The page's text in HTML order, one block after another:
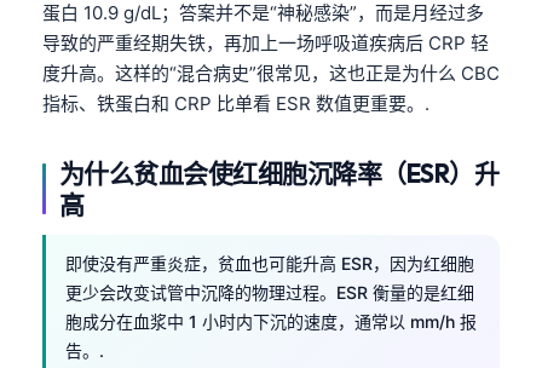
蛋白 10.9 g/dL；答案并不是“神秘感染”，而是月经过多
导致的严重经期失铁，再加上一场呼吸道疾病后 CRP 轻
度升高。这样的“混合病史”很常见，这也正是为什么 CBC
指标、铁蛋白和 CRP 比单看 ESR 数值更重要。.
为什么贫血会使红细胞沉降率（ESR）升
高
即使没有严重炎症，贫血也可能升高 ESR，因为红细胞
更少会改变试管中沉降的物理过程。ESR 衡量的是红细
胞成分在血浆中 1 小时内下沉的速度，通常以 mm/h 报
告。.